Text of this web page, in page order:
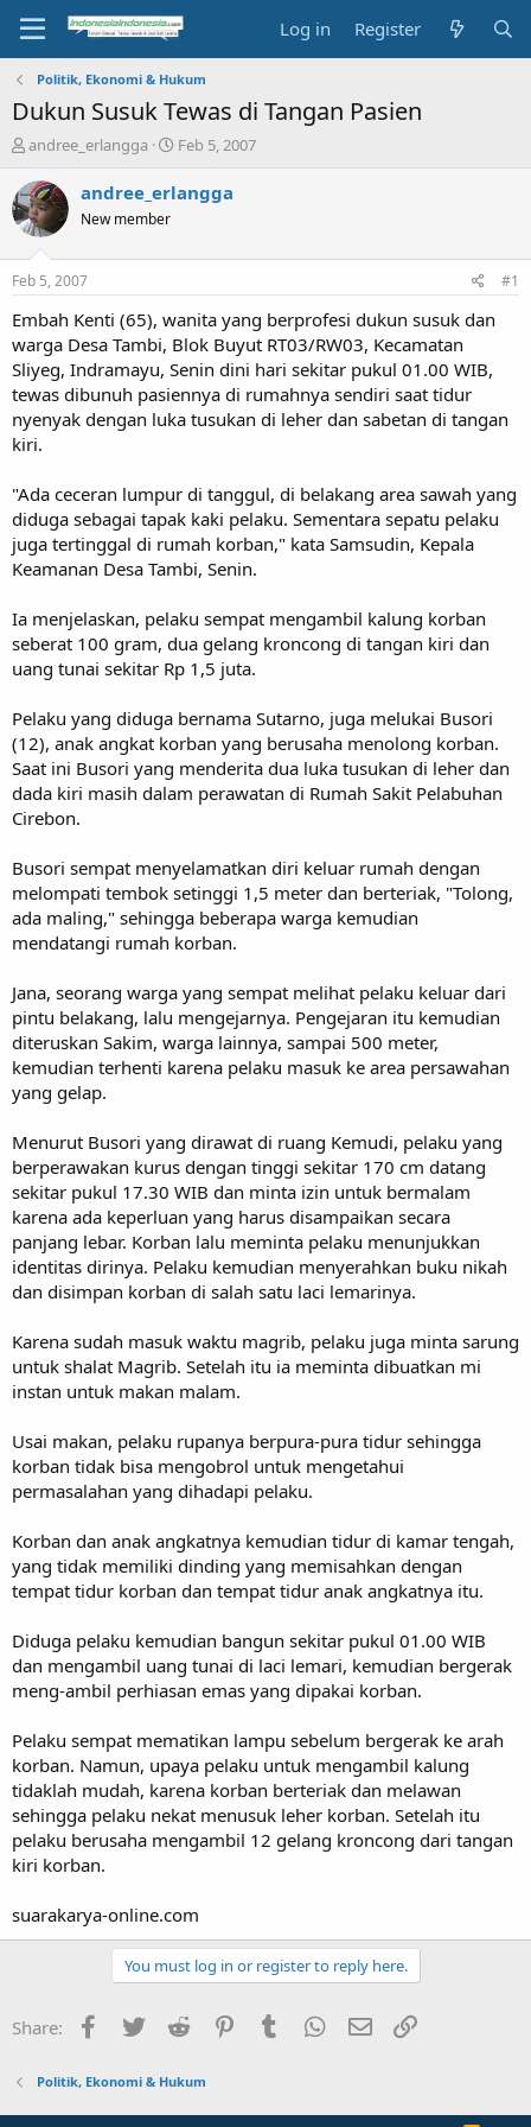
Log in Register
Politik, Ekonomi & Hukum
Dukun Susuk Tewas di Tangan Pasien
T
r
e
a
s
t
a
t
e
r
andree_erlangga
S
a
e
Feb 5, 2007
andree_erlangga
New member
Feb 5, 2007 #1
Embah Kenti (65), wanita yang berprofesi dukun susuk dan
warga Desa Tambi, Blok Buyut RT03/RW03, Kecamatan
Sliyeg, Indramayu, Senin dini hari sekitar pukul 01.00 WIB,
tewas dibunuh pasiennya di rumahnya sendiri saat tidur
nyenyak dengan luka tusukan di leher dan sabetan di tangan
kiri.
"Ada ceceran lumpur di tanggul, di belakang area sawah yang
diduga sebagai tapak kaki pelaku. Sementara sepatu pelaku
juga tertinggal di rumah korban," kata Samsudin, Kepala
Keamanan Desa Tambi, Senin.
Ia menjelaskan, pelaku sempat mengambil kalung korban
seberat 100 gram, dua gelang kroncong di tangan kiri dan
uang tunai sekitar Rp 1,5 juta.
Pelaku yang diduga bernama Sutarno, juga melukai Busori
(12), anak angkat korban yang berusaha menolong korban.
Saat ini Busori yang menderita dua luka tusukan di leher dan
dada kiri masih dalam perawatan di Rumah Sakit Pelabuhan
Cirebon.
Busori sempat menyelamatkan diri keluar rumah dengan
melompati tembok setinggi 1,5 meter dan berteriak, "Tolong,
ada maling," sehingga beberapa warga kemudian
mendatangi rumah korban.
Jana, seorang warga yang sempat melihat pelaku keluar dari
pintu belakang, lalu mengejarnya. Pengejaran itu kemudian
diteruskan Sakim, warga lainnya, sampai 500 meter,
kemudian terhenti karena pelaku masuk ke area persawahan
yang gelap.
Menurut Busori yang dirawat di ruang Kemudi, pelaku yang
berperawakan kurus dengan tinggi sekitar 170 cm datang
sekitar pukul 17.30 WIB dan minta izin untuk bermalam
karena ada keperluan yang harus disampaikan secara
panjang lebar. Korban lalu meminta pelaku menunjukkan
identitas dirinya. Pelaku kemudian menyerahkan buku nikah
dan disimpan korban di salah satu laci lemarinya.
Karena sudah masuk waktu magrib, pelaku juga minta sarung
untuk shalat Magrib. Setelah itu ia meminta dibuatkan mi
instan untuk makan malam.
Usai makan, pelaku rupanya berpura-pura tidur sehingga
korban tidak bisa mengobrol untuk mengetahui
permasalahan yang dihadapi pelaku.
Korban dan anak angkatnya kemudian tidur di kamar tengah,
yang tidak memiliki dinding yang memisahkan dengan
tempat tidur korban dan tempat tidur anak angkatnya itu.
Diduga pelaku kemudian bangun sekitar pukul 01.00 WIB
dan mengambil uang tunai di laci lemari, kemudian bergerak
meng-ambil perhiasan emas yang dipakai korban.
Pelaku sempat mematikan lampu sebelum bergerak ke arah
korban. Namun, upaya pelaku untuk mengambil kalung
tidaklah mudah, karena korban berteriak dan melawan
sehingga pelaku nekat menusuk leher korban. Setelah itu
pelaku berusaha mengambil 12 gelang kroncong dari tangan
kiri korban.
suarakarya-online.com
You must log in or register to reply here.
Share: Facebook
Twitter Reddit PinterestTumblr WhatsApp
Email
Politik, Ekonomi & Hukum